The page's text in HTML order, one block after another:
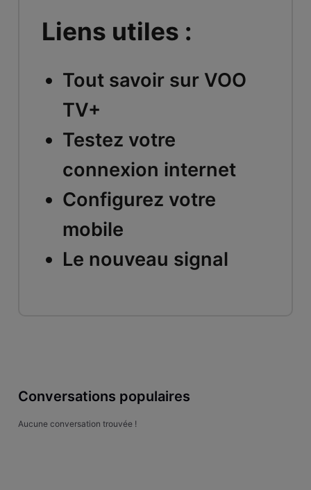
Liens utiles :
Tout savoir sur VOO
TV+
Testez votre
connexion internet
Configurez votre
mobile
Le nouveau signal
Conversations populaires
Aucune conversation trouvée !